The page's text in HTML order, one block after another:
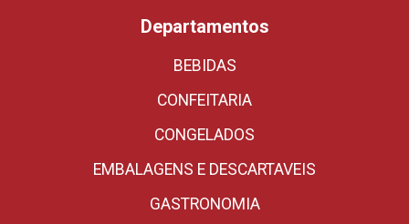
Departamentos
BEBIDAS
CONFEITARIA
CONGELADOS
EMBALAGENS E DESCARTAVEIS
GASTRONOMIA